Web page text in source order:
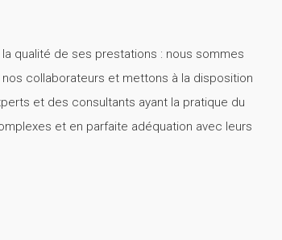
qualité de ses prestations : nous sommes
collaborateurs et mettons à la disposition
et des consultants ayant la pratique du
et en parfaite adéquation avec leurs